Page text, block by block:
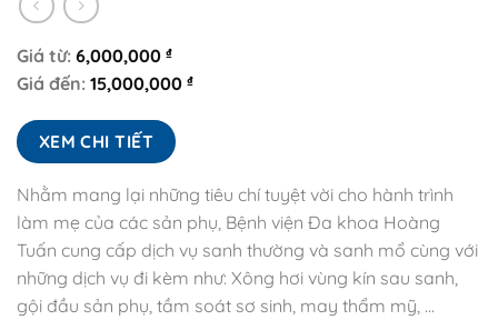
Giá từ: 6,000,000 ₫
Giá đến: 15,000,000 ₫
XEM CHI TIẾT
Nhằm mang lại những tiêu chí tuyệt vời cho hành trình
làm mẹ của các sản phụ, Bệnh viện Đa khoa Hoàng
Tuấn cung cấp dịch vụ sanh thường và sanh mổ cùng với
những dịch vụ đi kèm như: Xông hơi vùng kín sau sanh,
gội đầu sản phụ, tầm soát sơ sinh, may thẩm mỹ, …